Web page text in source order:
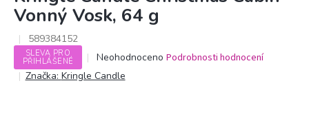
Vonný Vosk, 64 g
589384152
SLEVA PRO
PŘIHLÁŠENÉ
Průměrné
hodnocení
produktu
Neohodnoceno Podrobnosti hodnocení
Značka: Kringle Candle